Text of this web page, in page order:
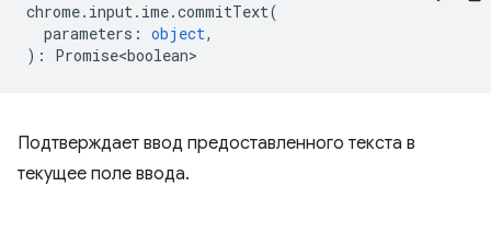
chrome. input. ime.commitText(
parameters : object,
) : Promise<boolean>
Подтверждает ввод предоставленного текста в
текущее поле ввода.